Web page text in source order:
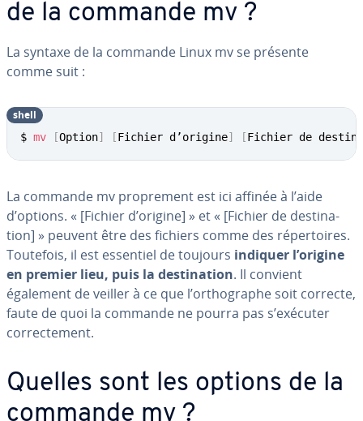
de la commande mv ?
La syntaxe de la commande Linux mv se présente
comme suit :
$ mv [Option] [Fichier d’origine] [Fichier de
shell
La commande mv pro­pre­ment est ici affinée à l’aide
d’options. « [Fichier d’origine] » et « [Fichier de des­ti­na­
tion] » peuvent être des fichiers comme des ré­per­toires.
Toutefois, il est essentiel de toujours indiquer l’origine
en premier lieu, puis la des­ti­na­tion. Il convient
également de veiller à ce que l’or­tho­graphe soit correcte,
faute de quoi la commande ne pourra pas s’exécuter
cor­rec­te­ment.
Quelles sont les options de la
commande mv ?